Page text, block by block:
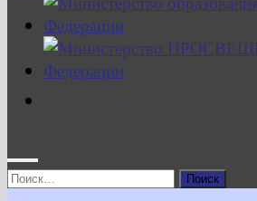
Найти: